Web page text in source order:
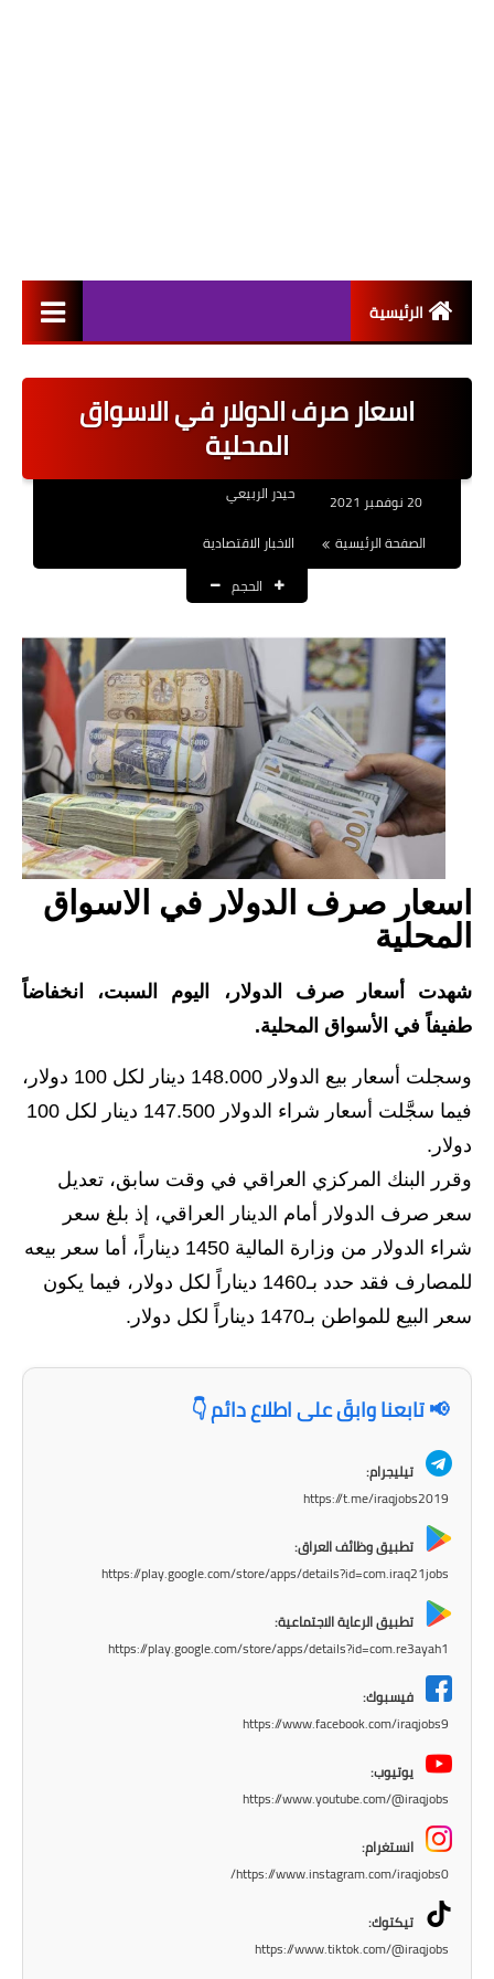
الرئيسية
اخبار القطاع العام
اخبار القطاع الخاص
العقود والاجور اليومية
الرواتب
القروض والسلف
المنح المالية
قطع الاراضي
اخبار العراق
الاخبار السياسية
الاخبار الامنية
الاخبار الرياضية
المدارس
اخبار وقرارات وزارة التربية
نتائج الامتحانات
المرحلة الابتدائية
المرحلة المتوسطة
المرحلة الاعدادية
مرشحات
اسعار صرف الدولار في الاسواق
المحلية
20 نوفمبر 2021
حيدر الربيعي
الصفحة الرئيسية
الاخبار الاقتصادية
الحجم
اسعار صرف الدولار في الاسواق
المحلية
شهدت أسعار صرف الدولار، اليوم السبت، انخفاضاً
طفيفاً في الأسواق المحلية.
وسجلت أسعار بيع الدولار 148.000 دينار لكل 100 دولار،
فيما سجَّلت أسعار شراء الدولار 147.500 دينار لكل 100
دولار.
وقرر البنك المركزي العراقي في وقت سابق، تعديل
سعر صرف الدولار أمام الدينار العراقي، إذ بلغ سعر
شراء الدولار من وزارة المالية 1450 ديناراً، أما سعر بيعه
للمصارف فقد حدد بـ1460 ديناراً لكل دولار، فيما يكون
سعر البيع للمواطن بـ1470 ديناراً لكل دولار.
📢 تابعنا وابقَ على اطلاع دائم 👇
تيليجرام:
https://t.me/iraqjobs2019
تطبيق وظائف العراق:
https://play.google.com/store/apps/details?id=com.iraq21jobs
تطبيق الرعاية الاجتماعية:
https://play.google.com/store/apps/details?id=com.re3ayah1
فيسبوك:
https://www.facebook.com/iraqjobs9
يوتيوب:
https://www.youtube.com/@iraqjobs
انستغرام:
https://www.instagram.com/iraqjobs0/
تيكتوك:
https://www.tiktok.com/@iraqjobs